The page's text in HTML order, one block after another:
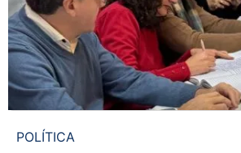
POLÍTICA